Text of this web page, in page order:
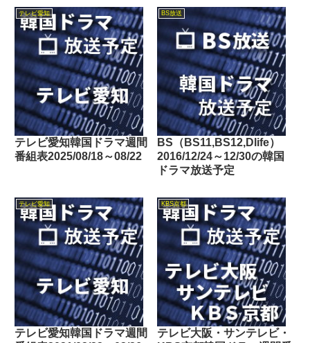
04/22
テレビ愛知
テレビ愛知韓国ドラマ週間
番組表2025/08/18～08/22
BS放送
BS（BS11,BS12,Dlife）
2016/12/24～12/30の韓国
ドラマ放送予定
テレビ愛知
テレビ愛知韓国ドラマ週間
KBS京都
テレビ大阪・サンテレビ・